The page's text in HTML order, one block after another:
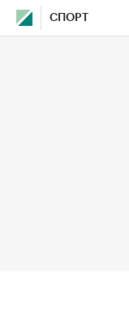
СПОРТ